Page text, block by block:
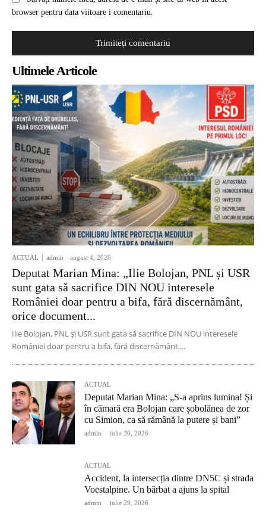
browser pentru data viitoare i comentariu.
Ultimele Articole
ACTUAL admin - august 4, 2026
Deputat Marian Mina: „Ilie Bolojan, PNL și USR
sunt gata să sacrifice DIN NOU interesele
României doar pentru a bifa, fără discernământ,
orice document...
Ilie Bolojan, PNL și USR sunt gata să sacrifice DIN NOU interesele
României doar pentru a bifa, fără discernământ,...
ACTUAL
Deputat Marian Mina: „S-a aprins lumina! Și
în cămară era Bolojan care șobolănea de zor
cu Simion, ca să rămână la putere și bani”
admin - iulie 30, 2026
ACTUAL
Accident, la intersecția dintre DN5C și strada
Voestalpine. Un bărbat a ajuns la spital
admin - iulie 29, 2026